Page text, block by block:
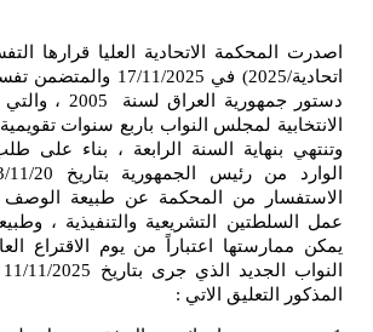
دستور جمهورية العراق لسنة 2005 ، والتي
لمجلس النواب باربع سنوات تقويمية تبدأ بأول
السنة الرابعة ، بناء على طلب التفسير
الوارد من رئيس الجمهورية
من المحكمة عن طبيعة الوصف الذي
التشريعية والتنفيذية ، وطبيعة
اعتباراً من يوم الاقتراع العام
النواب الجديد الذي جرى بتاريخ 11/11/
الاتي :